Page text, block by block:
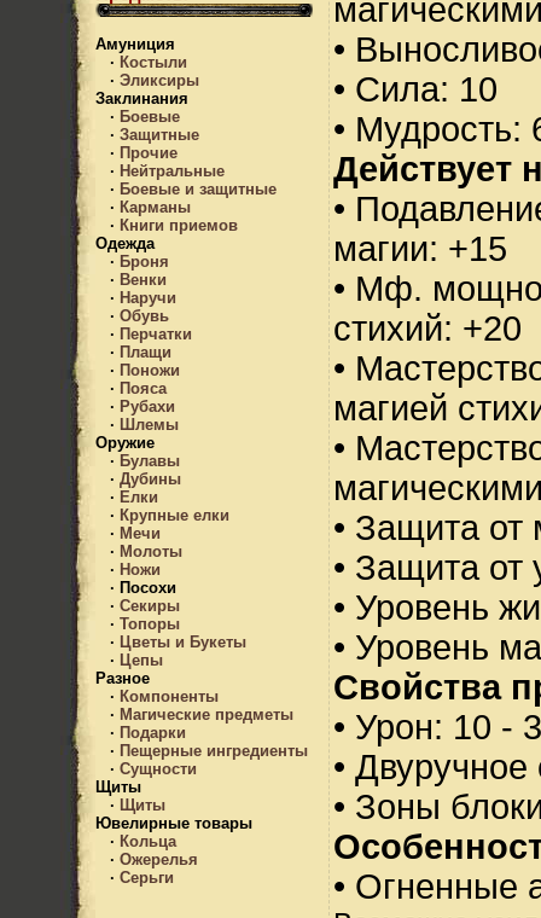
Амуниция
· Костыли
· Эликсиры
Заклинания
· Боевые
· Защитные
· Прочие
· Нейтральные
· Боевые и защитные
· Карманы
· Книги приемов
Одежда
· Броня
· Венки
· Наручи
· Обувь
· Перчатки
· Плащи
· Поножи
· Пояса
· Рубахи
· Шлемы
Оружие
· Булавы
· Дубины
· Елки
· Крупные елки
· Мечи
· Молоты
· Ножи
· Посохи
· Секиры
· Топоры
· Цветы и Букеты
· Цепы
Разное
· Компоненты
· Магические предметы
· Подарки
· Пещерные ингредиенты
· Сущности
Щиты
· Щиты
Ювелирные товары
· Кольца
· Ожерелья
· Серьги
•
• Сила: 10
• Мудрость:
Действует
•
магии: +15
• Мф.
стихий: +20
•
магией
•
• Защита от
• Защита от
• Уровень
• Уровень
Свойства
• Урон: 10 -
•
• Зоны
• Огненные